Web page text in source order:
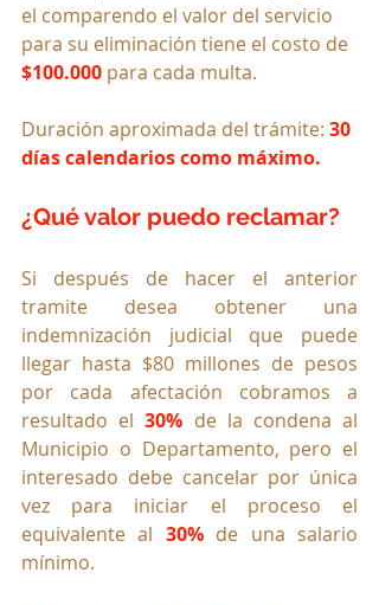
el comparendo el valor del servicio
para su eliminación tiene el costo de
$100.000 para cada multa.
Duración aproximada del trámite: 30
días calendarios como máximo.
¿Qué valor puedo reclamar?
Si después de hacer el anterior
tramite desea obtener una
indemnización judicial que puede
llegar hasta $80 millones de pesos
por cada afectación cobramos a
resultado el 30% de la condena al
Municipio o Departamento, pero el
interesado debe cancelar por única
vez para iniciar el proceso el
equivalente al 30% de una salario
mínimo.